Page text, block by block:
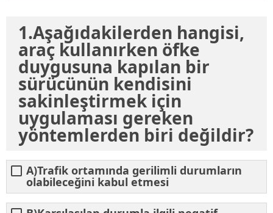
1.Aşağıdakilerden hangisi,
araç kullanırken öfke
duygusuna kapılan bir
sürücünün kendisini
sakinleştirmek için
uygulaması gereken
yöntemlerden biri değildir?
A)Trafik ortamında gerilimli durumların
olabileceğini kabul etmesi